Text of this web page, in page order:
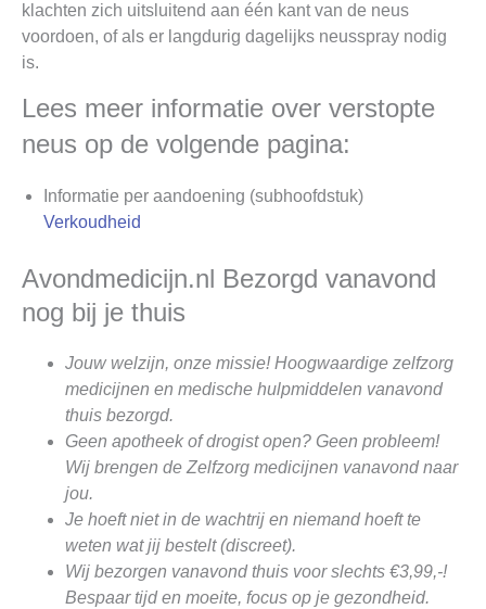
klachten zich uitsluitend aan één kant van de neus
voordoen, of als er langdurig dagelijks neusspray nodig
is.
Lees meer informatie over verstopte
neus op de volgende pagina:
Informatie per aandoening (subhoofdstuk)
Verkoudheid
Avondmedicijn.nl Bezorgd vanavond
nog bij je thuis
Jouw welzijn, onze missie! Hoogwaardige zelfzorg
medicijnen en medische hulpmiddelen vanavond
thuis bezorgd.
Geen apotheek of drogist open? Geen probleem!
Wij brengen de Zelfzorg medicijnen vanavond naar
jou.
Je hoeft niet in de wachtrij en niemand hoeft te
weten wat jij bestelt (discreet).
Wij bezorgen vanavond thuis voor slechts €3,99,-!
Bespaar tijd en moeite, focus op je gezondheid.